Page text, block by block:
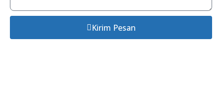
Kirim Pesan